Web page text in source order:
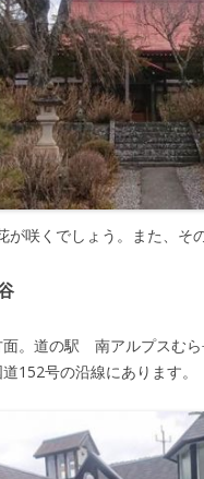
咲くでしょう。また、そ
。道の駅 南アルプスむら
152号の沿線にあります。